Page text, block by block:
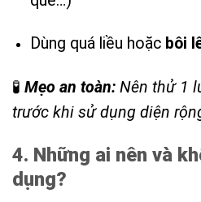
Dùng quá liều hoặc bôi
🧪 Mẹo an toàn: Nên thử 1
trước khi sử dụng diện
4. Những ai nên và
dụng?